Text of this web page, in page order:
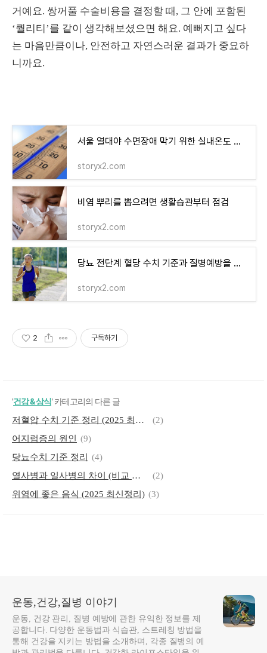
거예요. 쌍꺼풀 수술비용을 결정할 때, 그 안에 포함된
‘퀄리티’를 같이 생각해보셨으면 해요. 예뻐지고 싶다
는 마음만큼이나, 안전하고 자연스러운 결과가 중요하
니까요.
서울 열대야 수면장애 막기 위한 실내온도 조절법
storyx2.com
비염 뿌리를 뽑으려면 생활습관부터 점검
storyx2.com
당뇨 전단계 혈당 수치 기준과 질병예방을 위한 운동법 소개
storyx2.com
2 구독하기
'건강 & 상식' 카테고리의 다른 글
저혈압 수치 기준 정리 (2025 최신판)
(2)
어지럼증의 원인
(9)
당뇨수치 기준 정리
(4)
열사병과 일사병의 차이 (비교 정리)
(2)
위염에 좋은 음식 (2025 최신정리) (3)
운동,건강,질병 이야기
운동, 건강 관리, 질병 예방에 관한 유익한 정보를 제
공합니다. 다양한 운동법과 식습관, 스트레칭 방법을
통해 건강을 지키는 방법을 소개하며, 각종 질병의 예